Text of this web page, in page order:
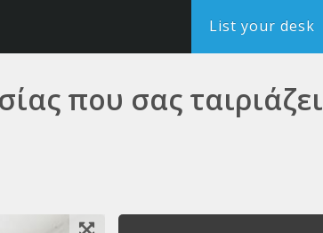
List your desk
που σας ταιριάζει